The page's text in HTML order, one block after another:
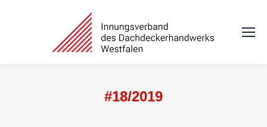
#18/2019